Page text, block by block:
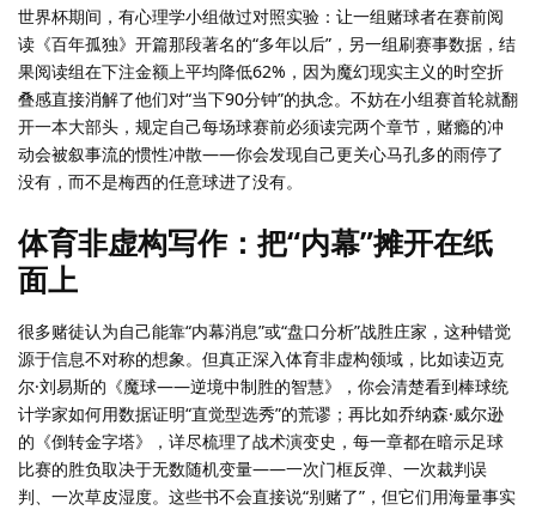
世界杯期间，有心理学小组做过对照实验：让一组赌球者在赛前阅
读《百年孤独》开篇那段著名的“多年以后”，另一组刷赛事数据，结
果阅读组在下注金额上平均降低62%，因为魔幻现实主义的时空折
叠感直接消解了他们对“当下90分钟”的执念。不妨在小组赛首轮就翻
开一本大部头，规定自己每场球赛前必须读完两个章节，赌瘾的冲
动会被叙事流的惯性冲散——你会发现自己更关心马孔多的雨停了
没有，而不是梅西的任意球进了没有。
体育非虚构写作：把“内幕”摊开在纸
面上
很多赌徒认为自己能靠“内幕消息”或“盘口分析”战胜庄家，这种错觉
源于信息不对称的想象。但真正深入体育非虚构领域，比如读迈克
尔·刘易斯的《魔球——逆境中制胜的智慧》，你会清楚看到棒球统
计学家如何用数据证明“直觉型选秀”的荒谬；再比如乔纳森·威尔逊
的《倒转金字塔》，详尽梳理了战术演变史，每一章都在暗示足球
比赛的胜负取决于无数随机变量——一次门框反弹、一次裁判误
判、一次草皮湿度。这些书不会直接说“别赌了”，但它们用海量事实